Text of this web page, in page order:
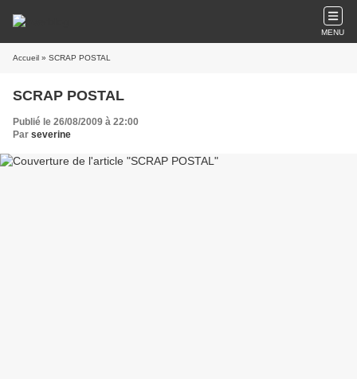
MENU
Accueil » SCRAP POSTAL
SCRAP POSTAL
Publié le 26/08/2009 à 22:00
Par severine